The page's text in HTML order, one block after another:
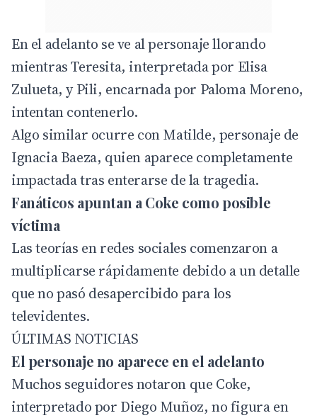
En el adelanto se ve al personaje llorando
mientras Teresita, interpretada por Elisa
Zulueta, y Pili, encarnada por Paloma Moreno,
intentan contenerlo.
Algo similar ocurre con Matilde, personaje de
Ignacia Baeza, quien aparece completamente
impactada tras enterarse de la tragedia.
Fanáticos apuntan a Coke como posible
víctima
Las teorías en redes sociales comenzaron a
multiplicarse rápidamente debido a un detalle
que no pasó desapercibido para los
televidentes.
ÚLTIMAS NOTICIAS
El personaje no aparece en el adelanto
Muchos seguidores notaron que Coke,
interpretado por Diego Muñoz, no figura en